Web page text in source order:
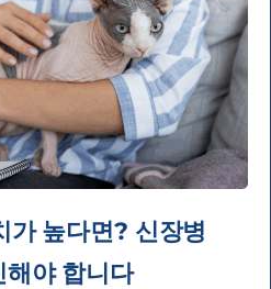
높다면? 신장병
야 합니다